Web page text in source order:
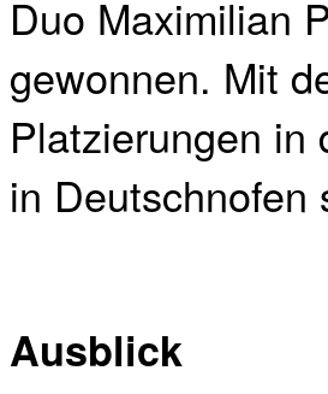
Duo Maximilian
gewonnen. Mit
Platzierungen in
in Deutschnofen
Ausblick